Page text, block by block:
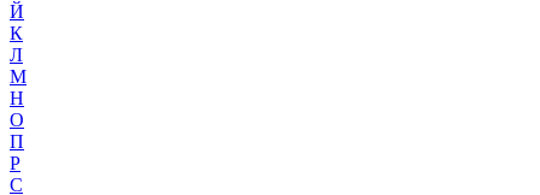
Й
К
Л
М
Н
О
П
Р
С